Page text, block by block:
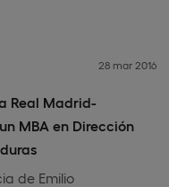
Real Madrid-
MBA en Dirección
28 mar 2016
de Emilio